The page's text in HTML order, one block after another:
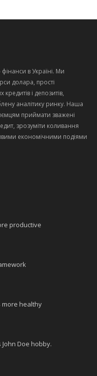
в Україні. Ми
долара, прості
і депозитів,
аналітику ринку. Наша
приймати зважені
зрозуміти коливання
економічними подіями
productive
more healthy
Doe hobby.